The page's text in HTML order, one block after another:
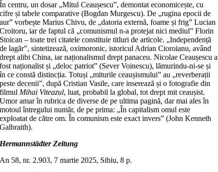
În centru, un dosar „Mitul Ceaușescu”, demontat economicește, cu
cifre și tabele comparative (Bogdan Murgescu). De „rugina epocii de
aur” vorbește Marius Chivu, de „datoria externă, foame și frig” Lucian
Croitoru, iar de faptul că „comunismul n-a protejat nici mediul” Florin
Stoican – toate trei citatele constituie titluri de articole. „Independență
de lagăr”, sintetizează, oximoronic, istoricul Adrian Cioroianu, având
drept alibi China, iar naționalismul drept panaceu. Nicolae Ceaușescu a
fost naționalist și „deloc patriot” (Sever Voinescu), lămurindu-ni-se și
în ce constă distincția. Totuși „miturile ceaușismului” au „reverberații
peste decenii”, după Cristian Vasile, care inserează și o fotografie din
filmulMihai Viteazul, luat, probabil la global, tot drept mit ceaușist.
Umor amar în rubrica de diverse de pe ultima pagină, dar mai ales în
motoul întregului număr, de pe prima: „În capitalism omul este
exploatat de către om. În comunism este exact invers” (John Kenneth
Galbraith).
Hermannstädter Zeitung
An 58, nr. 2.903, 7 martie 2025, Sibiu, 8 p.